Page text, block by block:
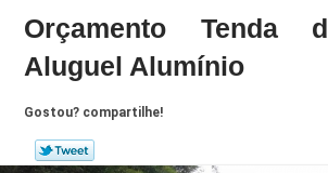
Orçamento Tenda
Aluguel Alumínio
Gostou? compartilhe!